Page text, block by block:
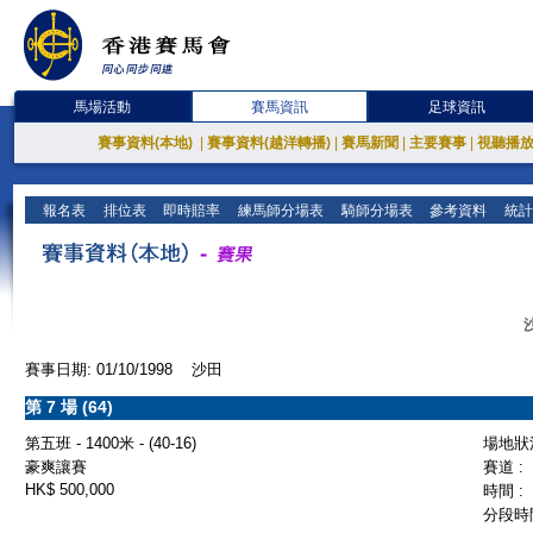
馬場活動 賽馬資訊 足球資訊
賽事資料(本地) 賽事資料(越洋轉播) 賽馬新聞 主要賽事 視聽播
報名表 排位表 即時賠率 練馬師分場表 騎師分場表 參考資料 統
賽事日期: 01/10/1998 沙田
第 7 場 (64)
第五班 - 1400米 - (40-16)
場地
豪爽讓賽
賽道 :
HK$ 500,000
時間 :
分段